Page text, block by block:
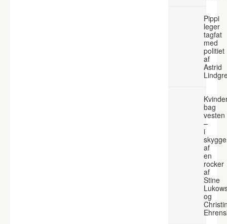
Pippi
leger
tagfat
med
politiet
af
Astrid
bag
vesten
–
i
af
en
rocker
af
Stine
og